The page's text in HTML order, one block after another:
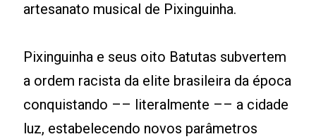
artesanato musical de Pixinguinha.
Pixinguinha e seus oito Batutas subvertem
a ordem racista da elite brasileira da época
conquistando –– literalmente –– a cidade
luz, estabelecendo novos parâmetros